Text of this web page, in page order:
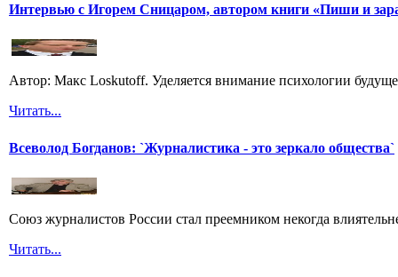
Интервью с Игорем Сницаром, автором книги «Пиши и
Автор: Макс Loskutoff. Уделяется внимание психологии
Читать...
Всеволод Богданов: `Журналистика - это зеркало общества`
Союз журналистов России стал преемником некогда
Читать...